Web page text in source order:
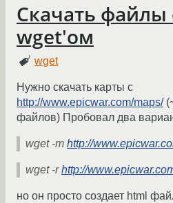
Скачать файлы
wget'ом
wget
Нужно скачать карты с
http://www.epicwar.com/maps/
файлов) Пробовал два
wget -m http://
wget -rhttp://
но он просто создает html